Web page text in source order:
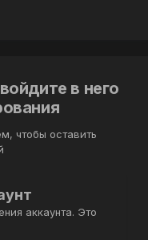
в него
чтобы оставить
аккаунта. Это